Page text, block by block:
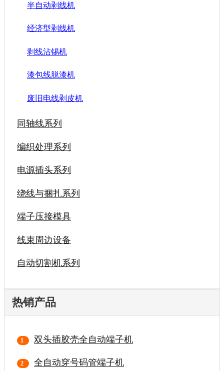
半自动剥线机
经济型剥线机
剥线沾锡机
漆包线脱漆机
废旧电线剥皮机
同轴线系列
编织处理系列
电源插头系列
绕线与捆扎系列
端子压接模具
线束周边设备
自动切割机系列
热销产品
双头插胶壳全自动端子机
全自动穿号码管端子机